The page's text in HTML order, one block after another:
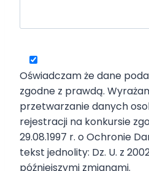
Oświadczam że dane
zgodne z prawdą.
przetwarzanie danych
rejestracji na konkursie
29.08.1997 r. o Ochronie
tekst jednolity: Dz. U. z
późniejszymi zmianami.